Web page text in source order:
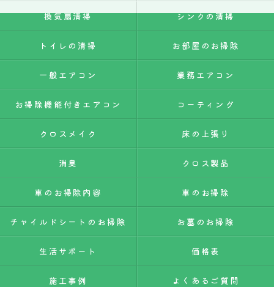
換気扇清掃 シンクの清掃
トイレの清掃 お部屋のお掃除
一般エアコン 業務エアコン
お掃除機能付きエアコン コーティング
クロスメイク 床の上張り
消臭 クロス製品
車のお掃除内容 車のお掃除
チャイルドシートのお掃除 お墓のお掃除
生活サポート 価格表
施工事例 よくあるご質問